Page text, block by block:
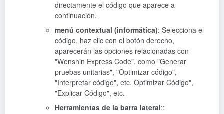
directamente el código que aparece a
continuación.
menú contextual (informática): Selecciona el
código, haz clic con el botón derecho,
aparecerán las opciones relacionadas con
"Wenshin Express Code", como "Generar
pruebas unitarias", "Optimizar código",
"Interpretar código", etc. Optimizar Código",
"Explicar Código", etc.
Herramientas de la barra lateral::